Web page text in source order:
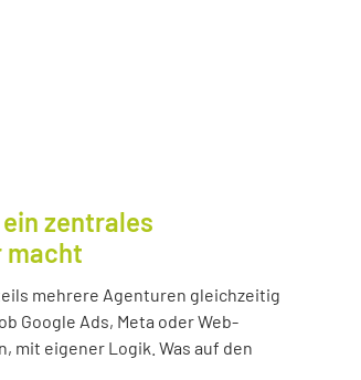
zentrales
macht
mehrere Agenturen gleichzeitig
Google Ads, Meta oder Web-
mit eigener Logik. Was auf den